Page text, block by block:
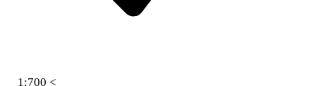
1:700 <